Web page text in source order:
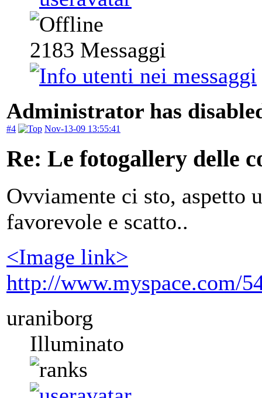
2183 Messaggi
Administrator has
#4 Nov-13-09 13:55:41
Re: Le fotogallery delle
Ovviamente ci sto, aspetto
favorevole e scatto..
<Image link>
http://www.myspace.com/
uraniborg
Illuminato